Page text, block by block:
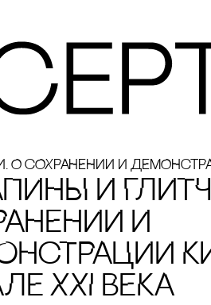
О сОХРАНЕНИИ И
И
И
XXI ВЕКА